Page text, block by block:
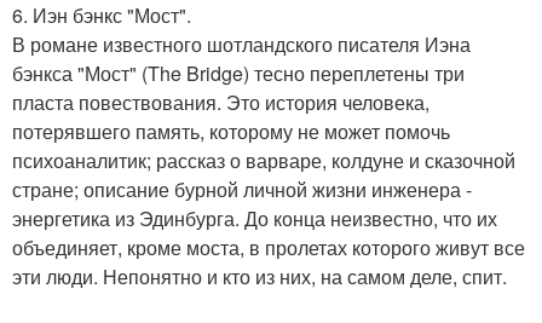
6. Иэн бэнкс "Мост".
В романе известного шотландского писателя Иэна
бэнкса "Мост" (The Bridge) тесно переплетены три
пласта повествования. Это история человека,
потерявшего память, которому не может помочь
психоаналитик; рассказ о варваре, колдуне и сказочной
стране; описание бурной личной жизни инженера -
энергетика из Эдинбурга. До конца неизвестно, что их
объединяет, кроме моста, в пролетах которого живут все
эти люди. Непонятно и кто из них, на самом деле, спит.